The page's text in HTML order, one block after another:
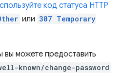
код статуса HTTP
или 307 Temporary
вы можете предоставить
known/change-password